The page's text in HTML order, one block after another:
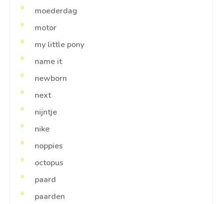
moederdag
motor
my little pony
name it
newborn
next
nijntje
nike
noppies
octopus
paard
paarden